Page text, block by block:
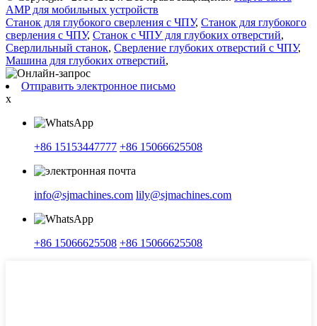
AMP для мобильных устройств
Станок для глубокого сверления с ЧПУ, Станок для глубокого
сверления с ЧПУ, Станок с ЧПУ для глубоких отверстий,
Сверлильный станок, Сверление глубоких отверстий с ЧПУ,
Машина для глубоких отверстий,
Отправить электронное письмо
x
+86 15153447777 +86 15066625508
info@sjmachines.com lily@sjmachines.com
+86 15066625508 +86 15066625508